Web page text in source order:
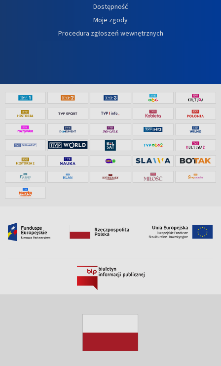
Dostępność
Moje zgody
Procedura zgłoszeń wewnętrznych